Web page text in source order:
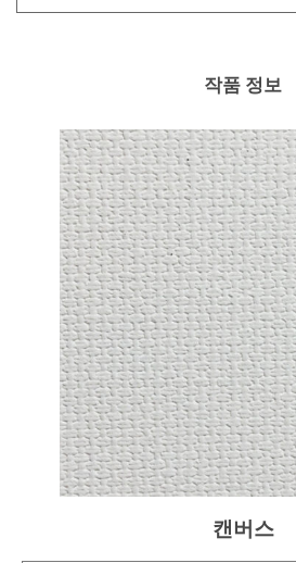
작품 정보
캔버스